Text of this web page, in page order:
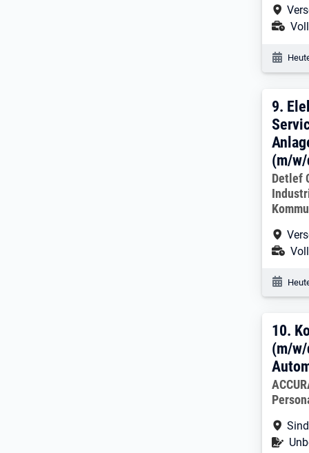
9.
9.
(m/
Detlef
10.
10.
(m/